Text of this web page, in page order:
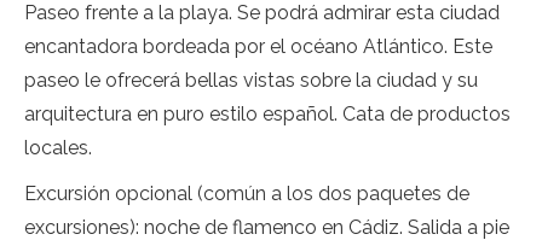
Paseo frente a la playa. Se podrá admirar esta ciudad
encantadora bordeada por el océano Atlántico. Este
paseo le ofrecerá bellas vistas sobre la ciudad y su
arquitectura en puro estilo español. Cata de productos
locales.
Excursión opcional (común a los dos paquetes de
excursiones): noche de flamenco en Cádiz. Salida a pie